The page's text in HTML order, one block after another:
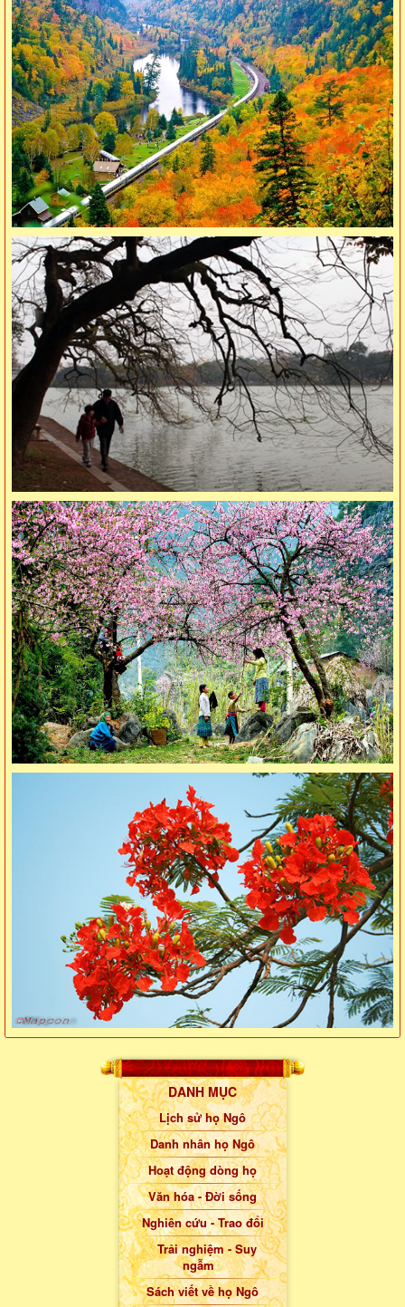
DANH MỤC
Lịch sử họ Ngô
Danh nhân họ Ngô
Hoạt động dòng họ
Văn hóa - Đời sống
Nghiên cứu - Trao đổi
Trải nghiệm - Suy
ngẫm
Sách viết về họ Ngô